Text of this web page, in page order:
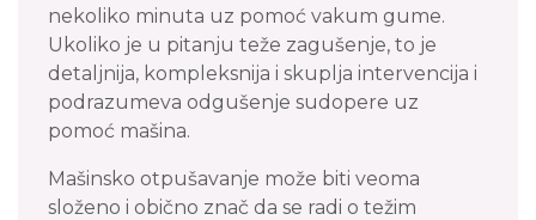
nekoliko minuta uz pomoć vakum gume.
Ukoliko je u pitanju teže zagušenje, to je
detaljnija, kompleksnija i skuplja intervencija i
podrazumeva odgušenje sudopere uz
pomoć mašina.
Mašinsko otpušavanje može biti veoma
složeno i obično znač da se radi o težim